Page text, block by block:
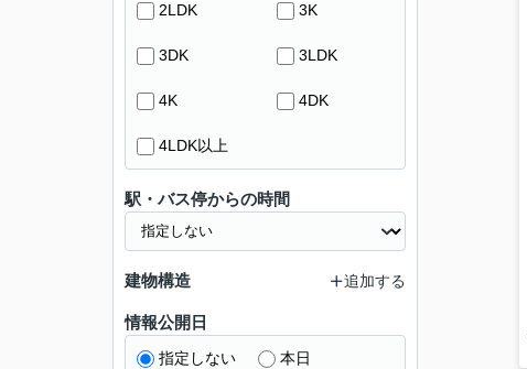
2LDK 3K
3DK 3LDK
4K 4DK
4LDK以上
駅・バス停からの時間
建物構造 追加する
情報公開日
指定しない 本日